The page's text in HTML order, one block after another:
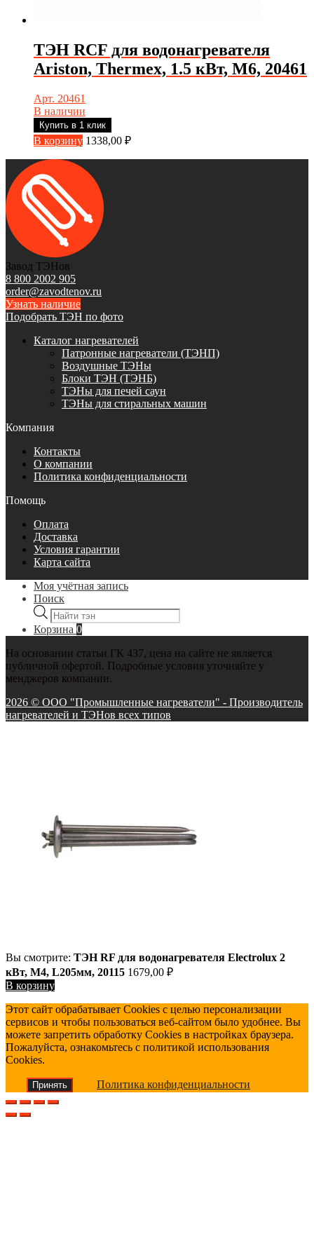
ТЭН RCF для водонагревателя
Ariston, Thermex, 1.5 кВт, М6, 20461
Арт. 20461
В наличии
Купить в 1 клик
В корзину 1338,00 ₽
Завод ТЭНов
8 800 2002 905
order@zavodtenov.ru
Узнать наличие
Подобрать ТЭН по фото
Каталог нагревателей
Патронные нагреватели (ТЭНП)
Воздушные ТЭНы
Блоки ТЭН (ТЭНБ)
ТЭНы для печей саун
ТЭНы для стиральных машин
Компания
Контакты
О компании
Политика конфиденциальности
Помощь
Оплата
Доставка
Условия гарантии
Карта сайта
Моя учётная запись
Поиск
Поиск
товаров
Корзина 0
На основании статьи ГК 437, цена на сайте не является
публичной офертой. Подробные условия уточняйте у
менджеров компании.
2026 © ООО "Промышленные нагреватели" - Производитель
нагревателей и ТЭНов всех типов
Вы смотрите: ТЭН RF для водонагревателя Electrolux 2
кВт, М4, L205мм, 20115 1679,00 ₽
В корзину
Этот сайт обрабатывает Cookies с целью персонализации
сервисов и чтобы пользоваться веб-сайтом было удобнее. Вы
можете запретить обработку Cookies в настройках браузера.
Пожалуйста, ознакомьтесь с политикой использования
Cookies.
Принять Политика конфиденциальности